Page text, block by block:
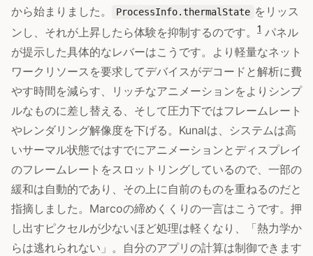
から始まりました。
ProcessInfo.thermalState をリッス
ンし、それが上昇したら体験を抑制するのです。
1 パネル
が提示した具体的なレバーはこうです。より軽量なネット
ワークリソースを要求してデバイスがデコードと解析に費
やす時間を減らす、リッチなアニメーションをよりシンプ
ルなものに差し替える、そして圧力下ではフレームレート
やレンダリング解像度を下げる。Kunalは、システムは高
いサーマル状態ではすでにアニメーションとディスプレイ
のフレームレートをスロットリングしているので、一部の
緩和は自動的であり、その上に自前のものを重ねるのだと
指摘しました。Marcoの締めくくりの一言はこうです。押
し出すピクセルが少ないほど処理は軽くなり、「熱力学か
らは逃れられない」。自分のアプリの計算は制御できます